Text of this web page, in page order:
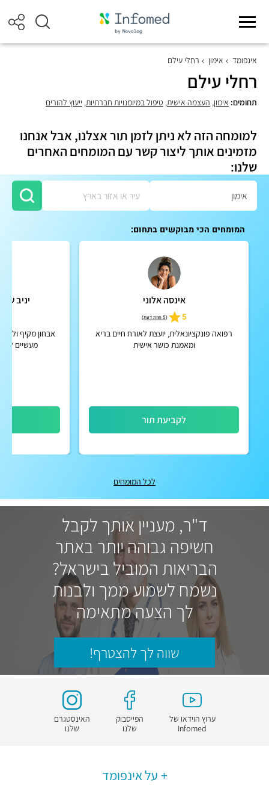
אינפומד אימון רחלי עילם
רחלי עילם
תחומים: אימון, העצמה אישית, טיפול במיומנויות חברתיות, ייעוץ להורים
למומחה הזה לא ניתן לזמן תור אצלנו, אבל אנחנו
מזמינים אותך ליצור קשר עם המומחים האחרים
שלנו:
המומחים הכי מבוקשים בתחום:
אינסה אלוני
5
(5 חוות דעת )
רפואה פונקציונאלית, יועצת לאורח חיים בריא
ומאמנת כושר אישית
לקביעת תור
יניב
אבחון מקיף
מעשיים
לכל המומחים
ד"ר, מעניין אותך לקבל
חשיפה גבוהה יותר באתר
הבריאות המוביל בישראל?
נשמח לשמוע ממך ולבנות
לך הצעה מתאימה
שווה לך להצטרף!
ערוץ הוידאו של
Infomed
הפייסבוק
שלנו
האינסטגרם
שלנו
על אינפומד